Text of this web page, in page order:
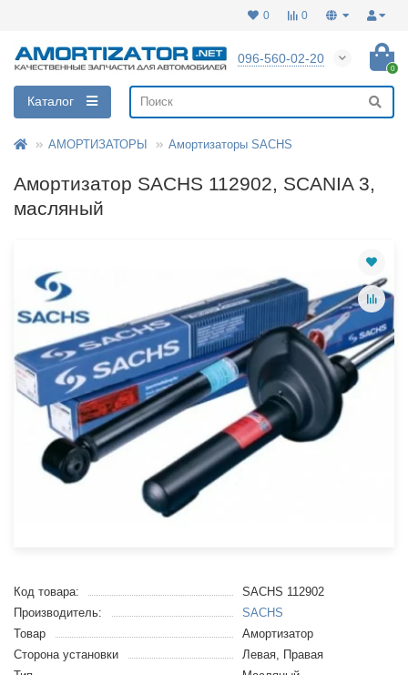
0
0
096-560-02-20
0
Каталог
АМОРТИЗАТОРЫ Амортизаторы SACHS
Амортизатор SACHS 112902, SCANIA 3,
масляный
Код товара:
SACHS 112902
Производитель:
SACHS
Товар
Амортизатор
Сторона установки
Левая, Правая